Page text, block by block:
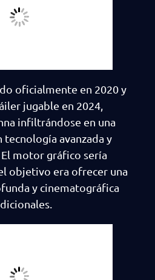
oficialmente en 2020 y
jugable en 2024,
infiltrándose en una
avanzada y
motor gráfico sería
el objetivo era ofrecer una
y cinematográfica